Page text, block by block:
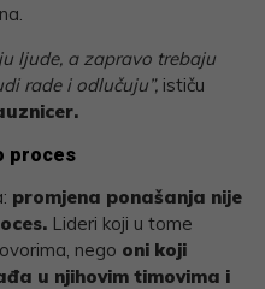
ljude, a zapravo trebaju
rade i odlučuju”, ističu
proces
promjena ponašanja nije
Lideri koji u tome
nego oni koji
u njihovim timovima i